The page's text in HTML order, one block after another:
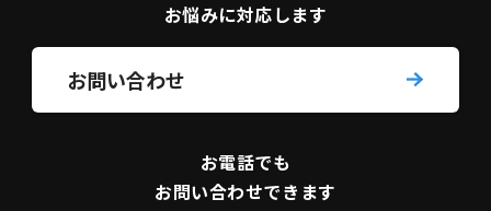
お悩みに対応します
お問い合わせ
お電話でも
お問い合わせできます